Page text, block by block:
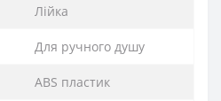
Лійка
Для ручного душу
ABS пластик